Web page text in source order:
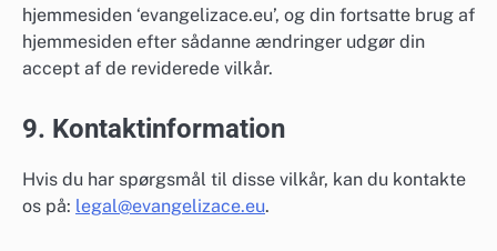
hjemmesiden ‘evangelizace.eu’, og din fortsatte brug af
hjemmesiden efter sådanne ændringer udgør din
accept af de reviderede vilkår.
9. Kontaktinformation
Hvis du har spørgsmål til disse vilkår, kan du kontakte
os på: legal@evangelizace.eu.